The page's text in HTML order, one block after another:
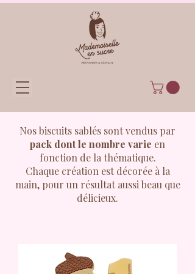
Nos biscuits sablés sont vendus par
pack dont le nombre varie en
fonction de la thématique.
Chaque création est décorée à la
main, pour un résultat aussi beau que
délicieux.